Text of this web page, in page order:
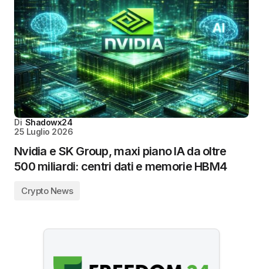
Di Shadowx24
25 Luglio 2026
Nvidia e SK Group, maxi piano IA da oltre
500 miliardi: centri dati e memorie HBM4
Crypto News